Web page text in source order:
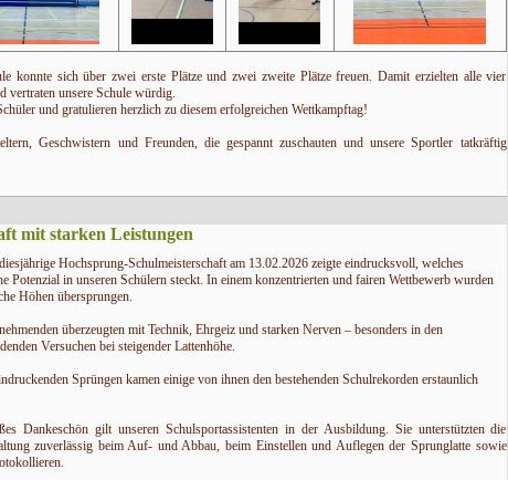
konnte sich über zwei erste Plätze und zwei zweite Plätze freuen. Damit erzielten alle vier
vertraten unsere Schule würdig.
und gratulieren herzlich zu diesem erfolgreichen Wettkampftag!
Geschwistern und Freunden, die gespannt zuschauten und unsere Sportler tatkräftig
mit starken Leistungen
Hochsprung-Schulmeisterschaft am 13.02.2026 zeigte eindrucksvoll, welches
Potenzial in unseren Schülern steckt. In einem konzentrierten und fairen Wettbewerb wurden
Höhen übersprungen.
überzeugten mit Technik, Ehrgeiz und starken Nerven – besonders in den
Versuchen bei steigender Lattenhöhe.
Sprüngen kamen einige von ihnen den bestehenden Schulrekorden erstaunlich
Dankeschön gilt unseren Schulsportassistenten in der Ausbildung. Sie unterstützten die
zuverlässig beim Auf- und Abbau, beim Einstellen und Auflegen der Sprunglatte sowie